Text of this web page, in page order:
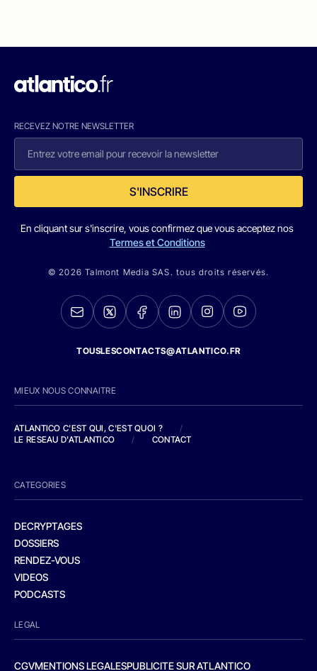
RECEVEZ NOTRE NEWSLETTER
S'INSCRIRE
En cliquant sur s'inscrire, vous confirmez que vous acceptez nos
Termes et Conditions
© 2026 Talmont Media SAS. tous droits réservés.
TOUSLESCONTACTS@ATLANTICO.FR
MIEUX NOUS CONNAITRE
ATLANTICO C'EST QUI, C'EST QUOI ?
/
LE RESEAU D'ATLANTICO
/ CONTACT
CATEGORIES
DECRYPTAGES
DOSSIERS
RENDEZ-VOUS
VIDEOS
PODCASTS
LEGAL
CGVMENTIONS LEGALESPUBLICITE SUR ATLANTICO